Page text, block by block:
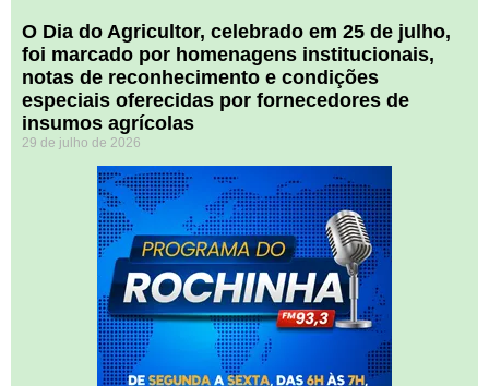
O Dia do Agricultor, celebrado em 25 de julho,
foi marcado por homenagens institucionais,
notas de reconhecimento e condições
especiais oferecidas por fornecedores de
insumos agrícolas
29 de julho de 2026